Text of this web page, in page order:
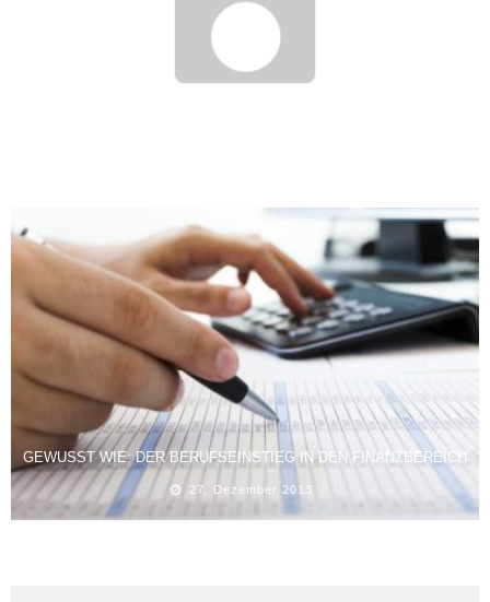
GEWUSST WIE: DER BERUFSEINSTIEG IN DEN FINANZBEREICH
27. Dezember 2013